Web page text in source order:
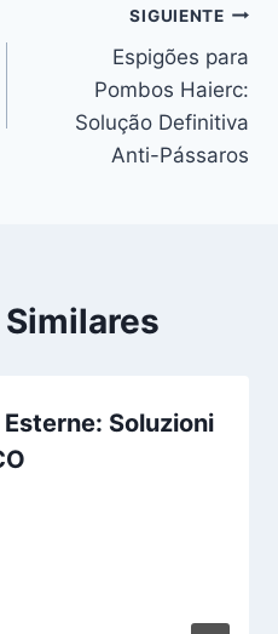
SIGUIENTE
Espigões para
Pombos Haierc:
Solução Definitiva
Anti-Pássaros
Soluzioni